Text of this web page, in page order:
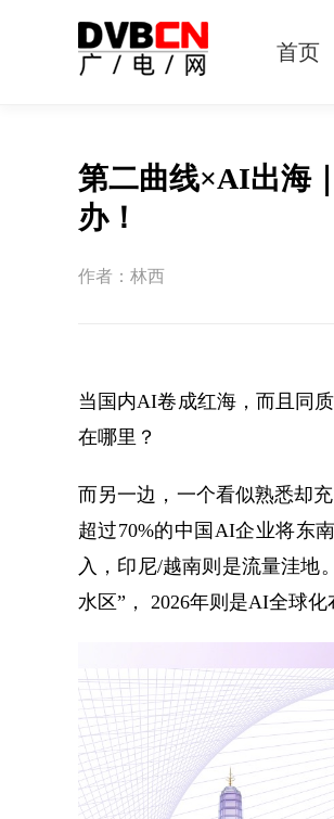
首页
第二曲线×AI出海
办！
作者：林西
当国内AI卷成红海，而且同
在哪里？
而另一边，一个看似熟悉却
超过70%的中国AI企业将东
入，印尼/越南则是流量洼地
水区”， 2026年则是AI全球